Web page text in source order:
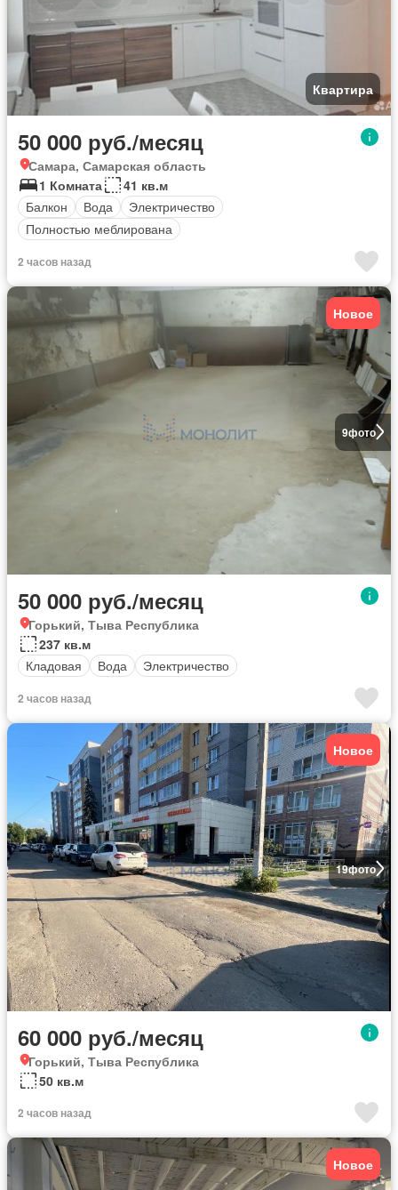
Квартира
50 000 руб./месяц
Самара, Самарская область
1 Комната
41 кв.м
Балкон
Вода
Электричество
Полностью меблирована
2 часов назад
9фото
Новое
50 000 руб./месяц
Горький, Тыва Республика
237 кв.м
Кладовая
Вода Электричество
2 часов назад
19фото
Новое
60 000 руб./месяц
Горький, Тыва Республика
50 кв.м
2 часов назад
Новое